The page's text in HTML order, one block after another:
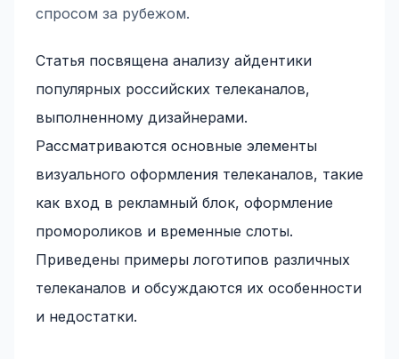
спросом за рубежом.
Статья посвящена анализу айдентики
популярных российских телеканалов,
выполненному дизайнерами.
Рассматриваются основные элементы
визуального оформления телеканалов, такие
как вход в рекламный блок, оформление
промороликов и временные слоты.
Приведены примеры логотипов различных
телеканалов и обсуждаются их особенности
и недостатки.